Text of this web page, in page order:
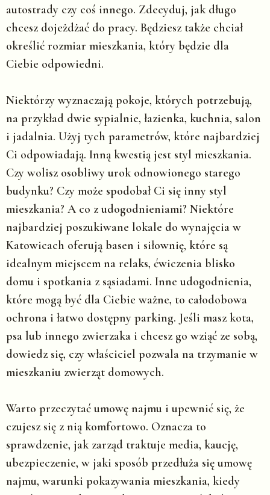
autostrady czy coś innego. Zdecyduj, jak długo
chcesz dojeżdżać do pracy. Będziesz także chciał
określić rozmiar mieszkania, który będzie dla
Ciebie odpowiedni.
Niektórzy wyznaczają pokoje, których potrzebują,
na przykład dwie sypialnie, łazienka, kuchnia, salon
i jadalnia. Użyj tych parametrów, które najbardziej
Ci odpowiadają. Inną kwestią jest styl mieszkania.
Czy wolisz osobliwy urok odnowionego starego
budynku? Czy może spodobał Ci się inny styl
mieszkania? A co z udogodnieniami? Niektóre
najbardziej poszukiwane lokale do wynajęcia w
Katowicach oferują basen i siłownię, które są
idealnym miejscem na relaks, ćwiczenia blisko
domu i spotkania z sąsiadami. Inne udogodnienia,
które mogą być dla Ciebie ważne, to całodobowa
ochrona i łatwo dostępny parking. Jeśli masz kota,
psa lub innego zwierzaka i chcesz go wziąć ze sobą,
dowiedz się, czy właściciel pozwala na trzymanie w
mieszkaniu zwierząt domowych.
Warto przeczytać umowę najmu i upewnić się, że
czujesz się z nią komfortowo. Oznacza to
sprawdzenie, jak zarząd traktuje media, kaucję,
ubezpieczenie, w jaki sposób przedłuża się umowę
najmu, warunki pokazywania mieszkania, kiedy